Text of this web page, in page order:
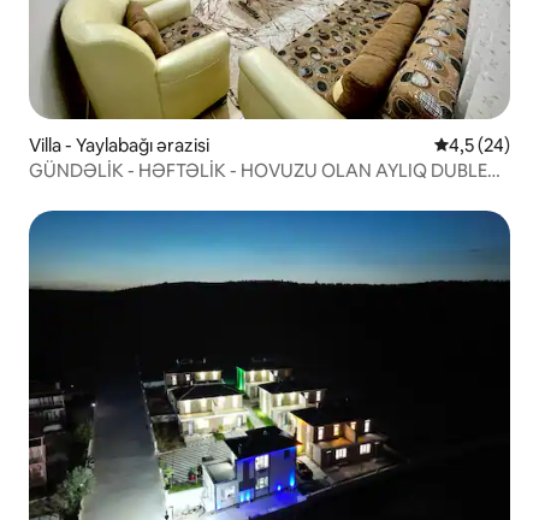
Villa - Yaylabağı ərazisi Ortalama
4,5 (24)
GÜNDƏLİK - HƏFTƏLİK - HOVUZU OLAN AYLIQ DUBLEX